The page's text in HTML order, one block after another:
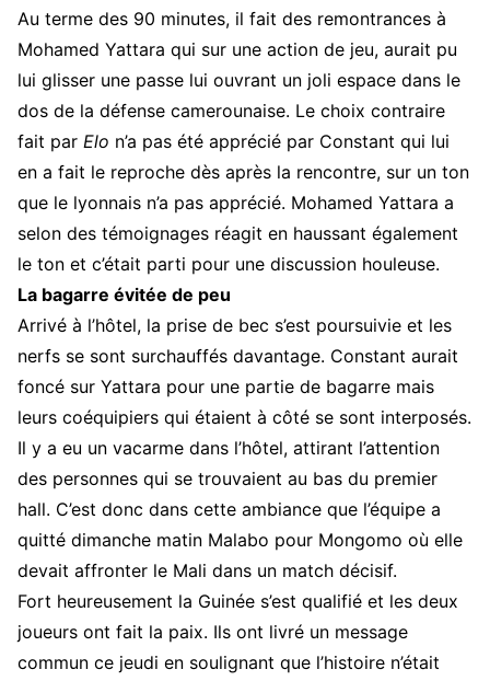
Au terme des 90 minutes, il fait des remontrances à
Mohamed Yattara qui sur une action de jeu, aurait pu
lui glisser une passe lui ouvrant un joli espace dans le
dos de la défense camerounaise. Le choix contraire
fait par Elo n’a pas été apprécié par Constant qui lui
en a fait le reproche dès après la rencontre, sur un ton
que le lyonnais n’a pas apprécié. Mohamed Yattara a
selon des témoignages réagit en haussant également
le ton et c’était parti pour une discussion houleuse.
La bagarre évitée de peu
Arrivé à l’hôtel, la prise de bec s’est poursuivie et les
nerfs se sont surchauffés davantage. Constant aurait
foncé sur Yattara pour une partie de bagarre mais
leurs coéquipiers qui étaient à côté se sont interposés.
Il y a eu un vacarme dans l’hôtel, attirant l’attention
des personnes qui se trouvaient au bas du premier
hall. C’est donc dans cette ambiance que l’équipe a
quitté dimanche matin Malabo pour Mongomo où elle
devait affronter le Mali dans un match décisif.
Fort heureusement la Guinée s’est qualifié et les deux
joueurs ont fait la paix. Ils ont livré un message
commun ce jeudi en soulignant que l’histoire n’était